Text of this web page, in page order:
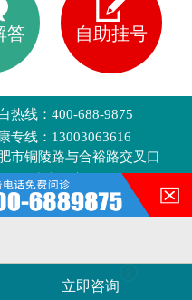
答 自助挂号
热线：400-688-9875
专线：13003063616
市铜陵路与合裕路交叉口
天成大厦旁）
图
16014022号-7
立即咨询
电话咨询